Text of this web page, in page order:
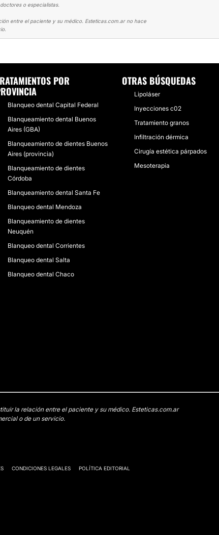
o especialistas.
entre el paciente y su médico. Esteticas.com.ar no hace
DENTAL
POR
Blanqueo dental Capital Federal
Blanqueamiento dental Buenos
Aires (GBA)
Blanqueamiento de dientes Buenos
Aires (provincia)
Blanqueamiento de dientes
Córdoba
Blanqueamiento dental Santa Fe
Blanqueo dental Mendoza
Blanqueamiento de dientes
Neuquén
Blanqueo dental Corrientes
Blanqueo dental Salta
Blanqueo dental Chaco
OTRAS BÚSQUEDAS
Lipoláser
Inyecciones c02
Tratamiento granos
Infiltración dérmica
Cirugía estética párpados
Mesoterapia
la relación entre el paciente y su médico. Esteticas.com.ar
o de un servicio.
CONDICIONES LEGALES POLÍTICA EDITORIAL